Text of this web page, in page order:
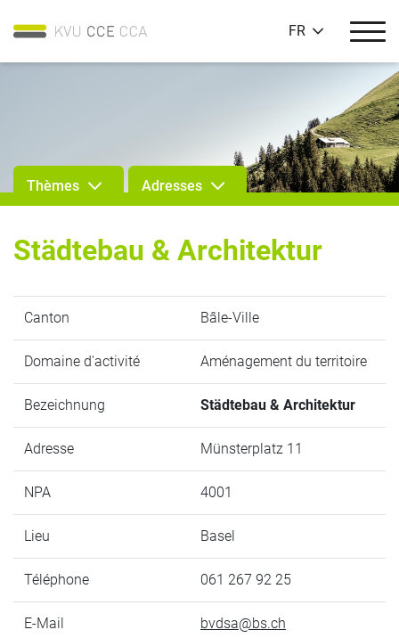
FR
Thèmes Adresses
Städtebau & Architektur
Canton Bâle-Ville
Domaine d'activité Aménagement du territoire
Bezeichnung Städtebau & Architektur
Adresse Münsterplatz 11
NPA 4001
Lieu Basel
Téléphone 061 267 92 25
E-Mail bvdsa@bs.ch